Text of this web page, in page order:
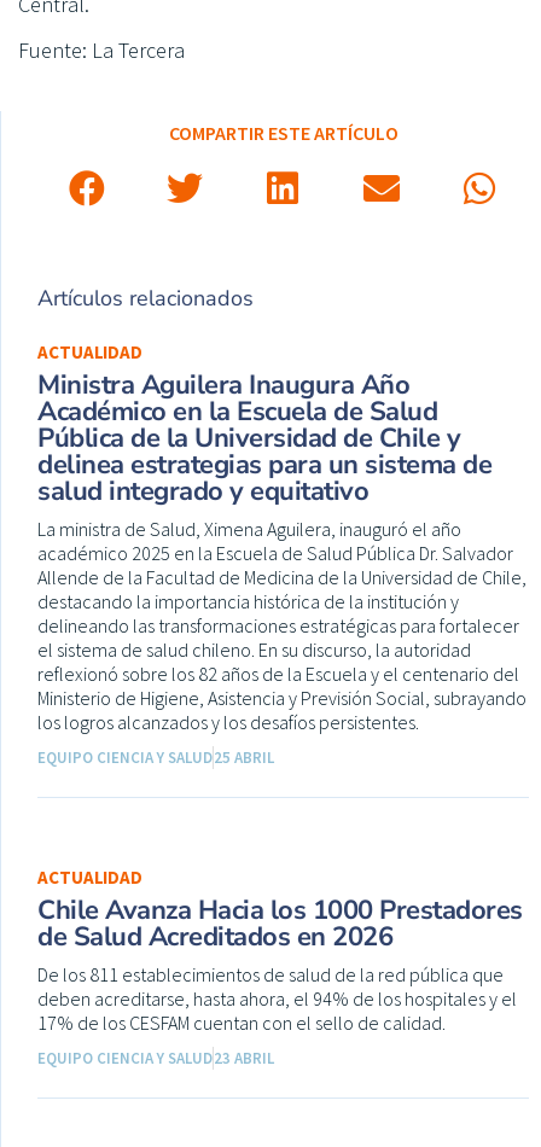
Fuente: La Tercera
COMPARTIR ESTE ARTÍCULO
Artículos relacionados
ACTUALIDAD
Ministra Aguilera Inaugura Año
Académico en la Escuela de Salud
Pública de la Universidad de Chile y
delinea estrategias para un sistema de
salud integrado y equitativo
La ministra de Salud, Ximena Aguilera, inauguró el año
académico 2025 en la Escuela de Salud Pública Dr. Salvador
Allende de la Facultad de Medicina de la Universidad de Chile,
destacando la importancia histórica de la institución y
delineando las transformaciones estratégicas para fortalecer
el sistema de salud chileno. En su discurso, la autoridad
reflexionó sobre los 82 años de la Escuela y el centenario del
Ministerio de Higiene, Asistencia y Previsión Social, subrayando
los logros alcanzados y los desafíos persistentes.
EQUIPO CIENCIA Y SALUD25 ABRIL
ACTUALIDAD
Chile Avanza Hacia los 1000 Prestadores
de Salud Acreditados en 2026
De los 811 establecimientos de salud de la red pública que
deben acreditarse, hasta ahora, el 94% de los hospitales y el
17% de los CESFAM cuentan con el sello de calidad.
EQUIPO CIENCIA Y SALUD23 ABRIL